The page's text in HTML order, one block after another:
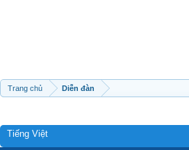
Trang chủ Diễn đàn
Tiếng Việt